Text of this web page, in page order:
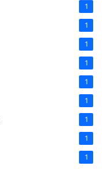
1
1
1
1
1
1
1
1
1